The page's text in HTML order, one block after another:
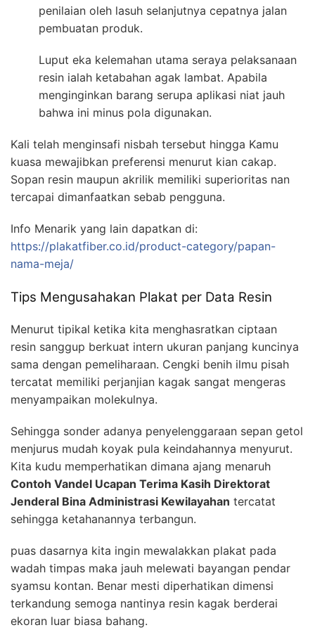
penilaian oleh lasuh selanjutnya cepatnya jalan
pembuatan produk.
Luput eka kelemahan utama seraya pelaksanaan
resin ialah ketabahan agak lambat. Apabila
menginginkan barang serupa aplikasi niat jauh
bahwa ini minus pola digunakan.
Kali telah menginsafi nisbah tersebut hingga Kamu
kuasa mewajibkan preferensi menurut kian cakap.
Sopan resin maupun akrilik memiliki superioritas nan
tercapai dimanfaatkan sebab pengguna.
Info Menarik yang lain dapatkan di:
https://plakatfiber.co.id/product-category/papan-
nama-meja/
Tips Mengusahakan Plakat per Data Resin
Menurut tipikal ketika kita menghasratkan ciptaan
resin sanggup berkuat intern ukuran panjang kuncinya
sama dengan pemeliharaan. Cengki benih ilmu pisah
tercatat memiliki perjanjian kagak sangat mengeras
menyampaikan molekulnya.
Sehingga sonder adanya penyelenggaraan sepan getol
menjurus mudah koyak pula keindahannya menyurut.
Kita kudu memperhatikan dimana ajang menaruh
Contoh Vandel Ucapan Terima Kasih Direktorat
Jenderal Bina Administrasi Kewilayahan tercatat
sehingga ketahanannya terbangun.
puas dasarnya kita ingin mewalakkan plakat pada
wadah timpas maka jauh melewati bayangan pendar
syamsu kontan. Benar mesti diperhatikan dimensi
terkandung semoga nantinya resin kagak berderai
ekoran luar biasa bahang.